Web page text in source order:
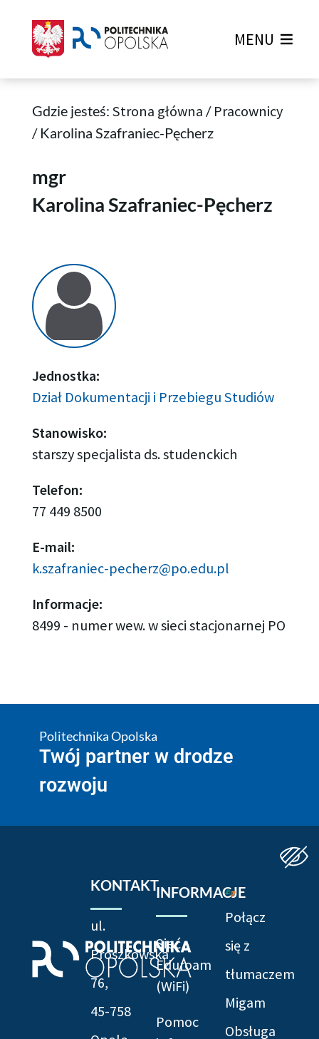
MENU
Gdzie jesteś: Strona główna / Pracownicy
/ Karolina Szafraniec-Pęcherz
mgr
Karolina Szafraniec-Pęcherz
Jednostka:
Dział Dokumentacji i Przebiegu Studiów
Stanowisko:
starszy specjalista ds. studenckich
Telefon:
77 449 8500
E-mail:
k.szafraniec-pecherz@po.edu.pl
Informacje:
8499 - numer wew. w sieci stacjonarnej PO
Politechnika Opolska
Twój partner w drodze
rozwoju
KONTAKT
ul.
Prószkowska
76,
45-758
INFORMACJE
Sieć
Eduroam
(WiFi)
Pomoc
Połącz
się z
tłumaczem
Migam
Obsługa